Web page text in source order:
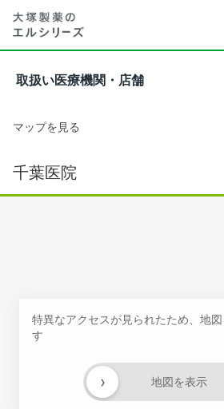
取扱い医療機関・店舗
マップを見る
千葉医院
特異なアクセスが見られたため、地
す
地図を表示
›